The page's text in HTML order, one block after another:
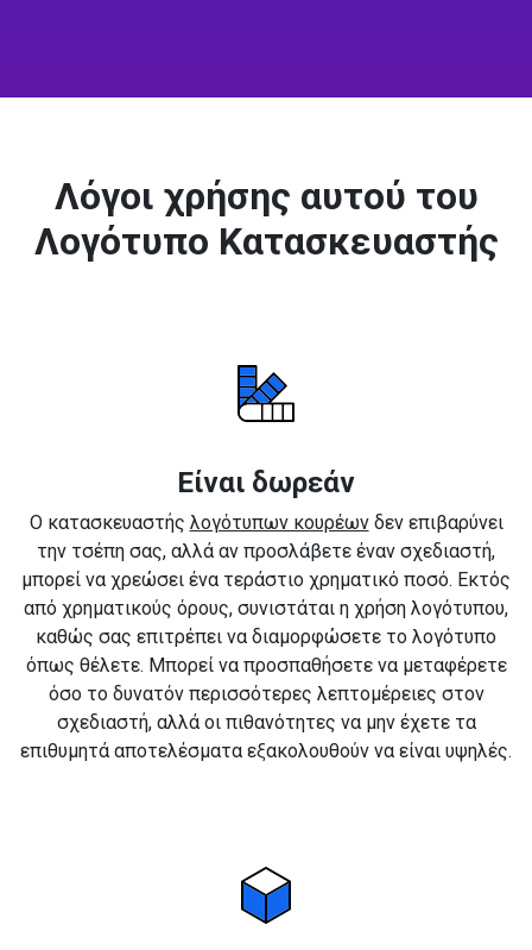
Λόγοι χρήσης αυτού του
Λογότυπο Κατασκευαστής
Είναι δωρεάν
Ο κατασκευαστής λογότυπων κουρέωνδεν επιβαρύνει
την τσέπη σας, αλλά αν προσλάβετε έναν σχεδιαστή,
μπορεί να χρεώσει ένα τεράστιο χρηματικό ποσό. Εκτός
από χρηματικούς όρους, συνιστάται η χρήση λογότυπου,
καθώς σας επιτρέπει να διαμορφώσετε το λογότυπο
όπως θέλετε. Μπορεί να προσπαθήσετε να μεταφέρετε
όσο το δυνατόν περισσότερες λεπτομέρειες στον
σχεδιαστή, αλλά οι πιθανότητες να μην έχετε τα
επιθυμητά αποτελέσματα εξακολουθούν να είναι υψηλές.